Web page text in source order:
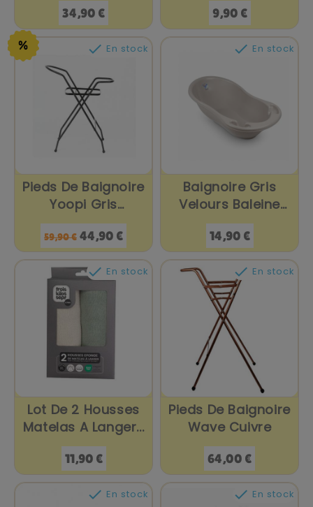
Prix
34,90 € Prix
9,90 €
 En stock
Pieds De Baignoire
Yoopi Gris
Anthracite
Prix
de
base
59,90 € Prix
44,90 €
 En stock
Baignoire Gris
Velours Baleine
Yoopi...
Prix
14,90 €
 En stock
Lot De 2 Housses
Matelas A Langer...
Prix
11,90 €
 En stock
Pieds De Baignoire
Wave Cuivre
Prix
64,00 €
 En stock  En stock